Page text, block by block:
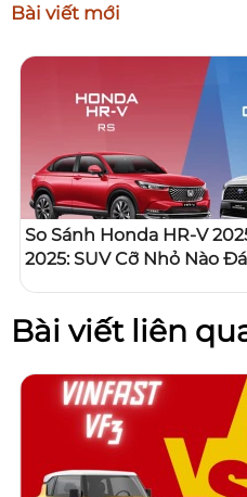
Bài viết mới
So Sánh Honda HR-V
2025: SUV Cỡ Nhỏ Nào
Bài viết liên